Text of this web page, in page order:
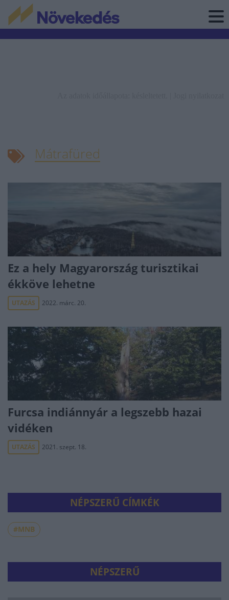
Mátrafüred
Ez a hely Magyarország turisztikai
ékköve lehetne
UTAZÁS 2022. márc. 20.
Furcsa indiánnyár a legszebb hazai
vidéken
UTAZÁS 2021. szept. 18.
NÉPSZERŰ CÍMKÉK
#MNB
NÉPSZERŰ